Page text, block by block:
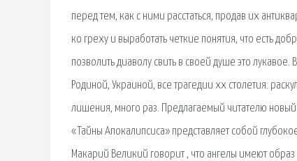
перед тем, как с ними расстаться, продав их
ко греху и выработать четкие понятия, что есть
позволить диаволу свить в своей душе это
Родиной, Украиной, все трагедии xx столетия:
лишения, много раз. Предлагаемый читателю новый
«Тайны Апокалипсиса» представляет собой
Макарий Великий говорит , что ангелы имеют